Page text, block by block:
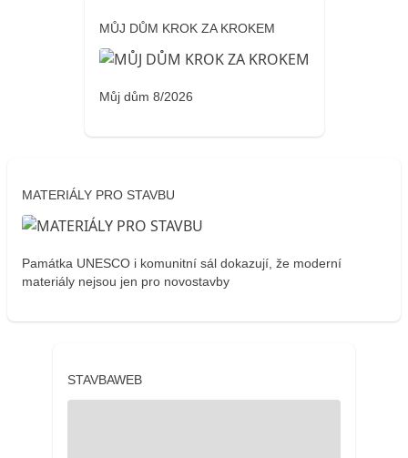
MŮJ DŮM KROK ZA KROKEM
Můj dům 8/2026
MATERIÁLY PRO STAVBU
Památka UNESCO i komunitní sál dokazují, že moderní
materiály nejsou jen pro novostavby
STAVBAWEB